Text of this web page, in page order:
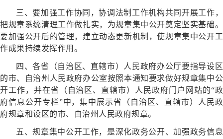
三、要加强工作协同，协调法制工作机构共同开展工作，
把规章系统清理工作做扎实，为规章集中公开奠定坚实基础。
要加强公开后的管理，建立动态更新机制，使规章集中公开工
作成果持续发挥作用。
四、各省（自治区、直辖市）人民政府办公厅要指导设区
的市、自治州人民政府办公室按照本通知要求做好规章集中公
开工作，并在省（自治区、直辖市）人民政府门户网站的“政
府信息公开专栏”中，集中展示省（自治区、直辖市）人民政
府规章和设区的市、自治州人民政府规章。
五、规章集中公开工作，是深化政务公开、加强政务信息